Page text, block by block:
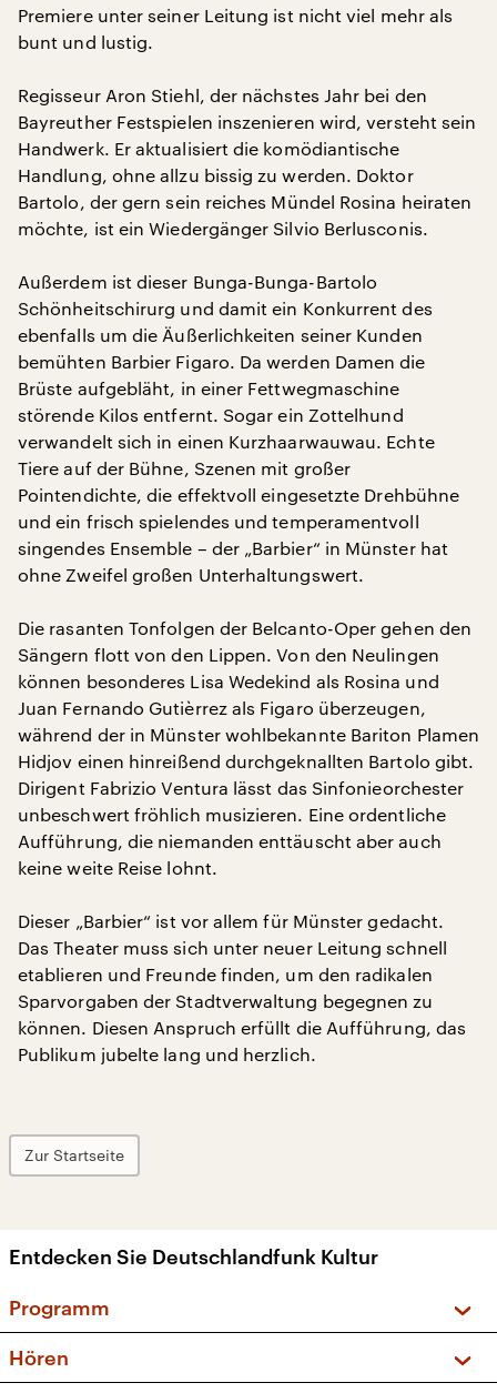
Premiere unter seiner Leitung ist nicht viel mehr als
bunt und lustig.
Regisseur Aron Stiehl, der nächstes Jahr bei den
Bayreuther Festspielen inszenieren wird, versteht sein
Handwerk. Er aktualisiert die komödiantische
Handlung, ohne allzu bissig zu werden. Doktor
Bartolo, der gern sein reiches Mündel Rosina heiraten
möchte, ist ein Wiedergänger Silvio Berlusconis.
Außerdem ist dieser Bunga-Bunga-Bartolo
Schönheitschirurg und damit ein Konkurrent des
ebenfalls um die Äußerlichkeiten seiner Kunden
bemühten Barbier Figaro. Da werden Damen die
Brüste aufgebläht, in einer Fettwegmaschine
störende Kilos entfernt. Sogar ein Zottelhund
verwandelt sich in einen Kurzhaarwauwau. Echte
Tiere auf der Bühne, Szenen mit großer
Pointendichte, die effektvoll eingesetzte Drehbühne
und ein frisch spielendes und temperamentvoll
singendes Ensemble – der „Barbier“ in Münster hat
ohne Zweifel großen Unterhaltungswert.
Die rasanten Tonfolgen der Belcanto-Oper gehen den
Sängern flott von den Lippen. Von den Neulingen
können besonderes Lisa Wedekind als Rosina und
Juan Fernando Gutièrrez als Figaro überzeugen,
während der in Münster wohlbekannte Bariton Plamen
Hidjov einen hinreißend durchgeknallten Bartolo gibt.
Dirigent Fabrizio Ventura lässt das Sinfonieorchester
unbeschwert fröhlich musizieren. Eine ordentliche
Aufführung, die niemanden enttäuscht aber auch
keine weite Reise lohnt.
Dieser „Barbier“ ist vor allem für Münster gedacht.
Das Theater muss sich unter neuer Leitung schnell
etablieren und Freunde finden, um den radikalen
Sparvorgaben der Stadtverwaltung begegnen zu
können. Diesen Anspruch erfüllt die Aufführung, das
Publikum jubelte lang und herzlich.
Zur Startseite
Entdecken Sie Deutschlandfunk Kultur
Programm
Sendungen und Podcasts
Hören